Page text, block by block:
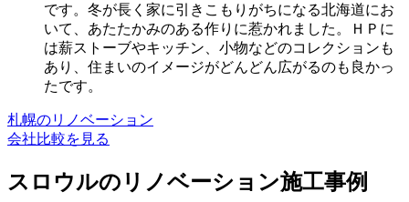
です。冬が長く家に引きこもりがちになる北海道にお
いて、あたたかみのある作りに惹かれました。ＨＰに
は薪ストーブやキッチン、小物などのコレクションも
あり、住まいのイメージがどんどん広がるのも良かっ
たです。
札幌のリノベーション
会社比較を見る
スロウルのリノベーション施工事例